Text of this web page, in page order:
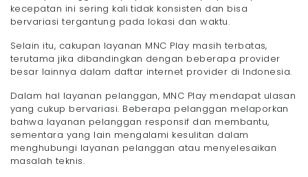
kecepatan ini sering kali tidak konsisten dan bisa
bervariasi tergantung pada lokasi dan waktu.
Selain itu, cakupan layanan MNC Play masih terbatas,
terutama jika dibandingkan dengan beberapa provider
besar lainnya dalam daftar internet provider di Indonesia.
Dalam hal layanan pelanggan, MNC Play mendapat ulasan
yang cukup bervariasi. Beberapa pelanggan melaporkan
bahwa layanan pelanggan responsif dan membantu,
sementara yang lain mengalami kesulitan dalam
menghubungi layanan pelanggan atau menyelesaikan
masalah teknis.